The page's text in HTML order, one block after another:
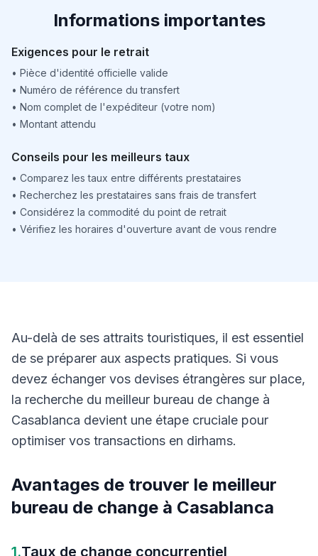
Informations importantes
Exigences pour le retrait
• Pièce d'identité officielle valide
• Numéro de référence du transfert
• Nom complet de l'expéditeur (votre nom)
• Montant attendu
Conseils pour les meilleurs taux
• Comparez les taux entre différents prestataires
• Recherchez les prestataires sans frais de transfert
• Considérez la commodité du point de retrait
• Vérifiez les horaires d'ouverture avant de vous rendre
Au-delà de ses attraits touristiques, il est essentiel
de se préparer aux aspects pratiques. Si vous
devez échanger vos devises étrangères sur place,
la recherche du meilleur bureau de change à
Casablanca devient une étape cruciale pour
optimiser vos transactions en dirhams.
Avantages de trouver le meilleur
bureau de change à Casablanca
1.Taux de change concurrentiel